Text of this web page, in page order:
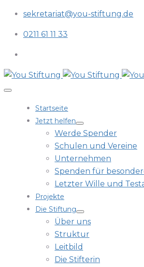
sekretariat@you-stiftung.de
0211 61 11 33
Startseite
Jetzt helfen
Werde Spender
Schulen und Vereine
Unternehmen
Spenden für
Letzter Wille und
Projekte
Die Stiftung
Über uns
Struktur
Leitbild
Die Stifterin